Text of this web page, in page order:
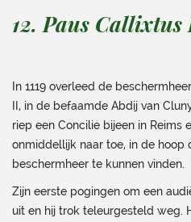
12. Paus
In 1119 overleed de
II, in de befaamde Abdij van
riep een Concilie bijeen in Reims
onmiddellijk naar toe, in de hoop
beschermheer te kunnen vinden.
Zijn eerste pogingen om een
uit en hij trok teleurgesteld weg.